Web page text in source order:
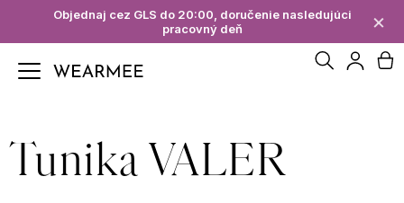
Objednaj cez GLS do 20:00, doručenie nasledujúci
pracovný deň
×
Hľadať
Tunika VALER
Späť
Späť
o